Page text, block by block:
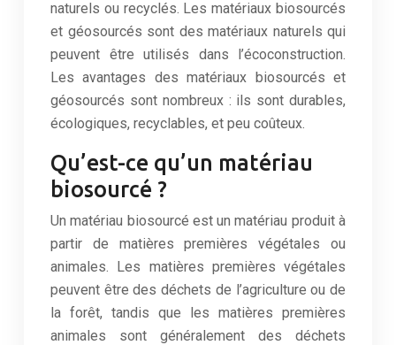
naturels ou recyclés. Les matériaux biosourcés
et géosourcés sont des matériaux naturels qui
peuvent être utilisés dans l’écoconstruction.
Les avantages des matériaux biosourcés et
géosourcés sont nombreux : ils sont durables,
écologiques, recyclables, et peu coûteux.
Qu’est-ce qu’un matériau
biosourcé ?
Un matériau biosourcé est un matériau produit à
partir de matières premières végétales ou
animales. Les matières premières végétales
peuvent être des déchets de l’agriculture ou de
la forêt, tandis que les matières premières
animales sont généralement des déchets